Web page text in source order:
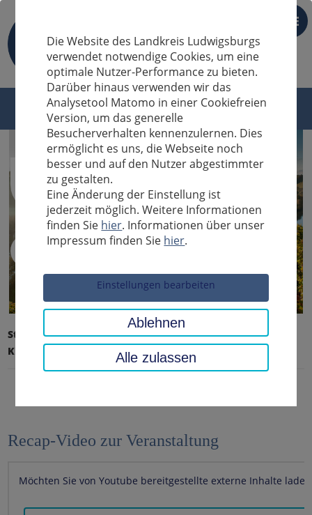
DE
Sucheingabe
Startseite
Umwelt, Technik, Klimaschutz
Klimaschutz und Mobilität
Recap-Video zur Veranstaltung
Möchten Sie vonYoutube bereitgestellte externe Inhalte
Die Website des Landkreis Ludwigsburgs
verwendet notwendige Cookies, um eine
optimale Nutzer-Performance zu bieten.
Darüber hinaus verwenden wir das
Analysetool Matomo in einer Cookiefreien
Version, um das generelle
Besucherverhalten kennenzulernen. Dies
ermöglicht es uns, die Webseite noch
besser und auf den Nutzer abgestimmter
zu gestalten.
Eine Änderung der Einstellung ist
jederzeit möglich. Weitere Informationen
finden Sie hier. Informationen über unser
Impressum finden Sie hier.
Einstellungen bearbeiten
Ablehnen
Alle zulassen